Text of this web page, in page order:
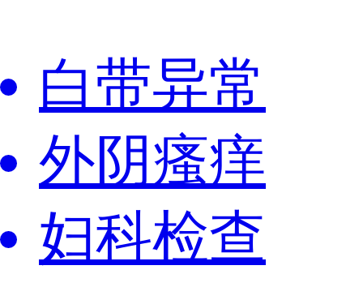
白带异常
外阴瘙痒
妇科检查